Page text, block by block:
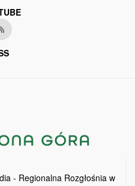
- Regionalna Rozgłośnia w